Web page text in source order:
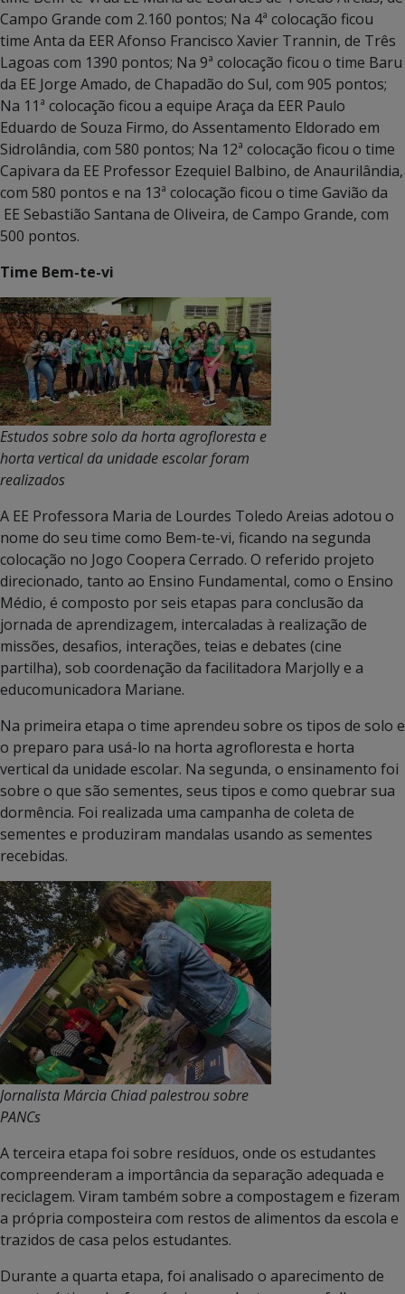
Campo Grande com 2.160 pontos; Na 4ª colocação ficou
time Anta da EER Afonso Francisco Xavier Trannin, de Três
Lagoas com 1390 pontos; Na 9ª colocação ficou o time Baru
da EE Jorge Amado, de Chapadão do Sul, com 905 pontos;
Na 11ª colocação ficou a equipe Araça da EER Paulo
Eduardo de Souza Firmo, do Assentamento Eldorado em
Sidrolândia, com 580 pontos; Na 12ª colocação ficou o time
Capivara da EE Professor Ezequiel Balbino, de Anaurilândia,
com 580 pontos e na 13ª colocação ficou o time Gavião da
EE Sebastião Santana de Oliveira, de Campo Grande, com
500 pontos.
Time Bem-te-vi
Estudos sobre solo da horta agrofloresta e
horta vertical da unidade escolar foram
realizados
A EE Professora Maria de Lourdes Toledo Areias adotou o
nome do seu time como Bem-te-vi, ficando na segunda
colocação no Jogo Coopera Cerrado. O referido projeto
direcionado, tanto ao Ensino Fundamental, como o Ensino
Médio, é composto por seis etapas para conclusão da
jornada de aprendizagem, intercaladas à realização de
missões, desafios, interações, teias e debates (cine
partilha), sob coordenação da facilitadora Marjolly e a
educomunicadora Mariane.
Na primeira etapa o time aprendeu sobre os tipos de solo e
o preparo para usá-lo na horta agrofloresta e horta
vertical da unidade escolar. Na segunda, o ensinamento foi
sobre o que são sementes, seus tipos e como quebrar sua
dormência. Foi realizada uma campanha de coleta de
sementes e produziram mandalas usando as sementes
recebidas.
Jornalista Márcia Chiad palestrou sobre
PANCs
A terceira etapa foi sobre resíduos, onde os estudantes
compreenderam a importância da separação adequada e
reciclagem. Viram também sobre a compostagem e fizeram
a própria composteira com restos de alimentos da escola e
trazidos de casa pelos estudantes.
Durante a quarta etapa, foi analisado o aparecimento de